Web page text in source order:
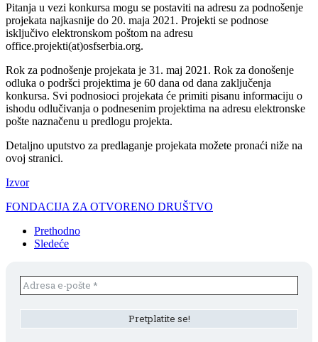
Pitanja u vezi konkursa mogu se postaviti na adresu za podnošenje
projekata najkasnije do 20. maja 2021. Projekti se podnose
isključivo elektronskom poštom na adresu
office.projekti(at)osfserbia.org.
Rok za podnošenje projekata je 31. maj 2021. Rok za donošenje
odluka o podršci projektima je 60 dana od dana zaključenja
konkursa. Svi podnosioci projekata će primiti pisanu informaciju o
ishodu odlučivanja o podnesenim projektima na adresu elektronske
pošte naznačenu u predlogu projekta.
Detaljno uputstvo za predlaganje projekata možete pronaći niže na
ovoj stranici.
Izvor
FONDACIJA ZA OTVORENO DRUŠTVO
Prethodno
Sledeće